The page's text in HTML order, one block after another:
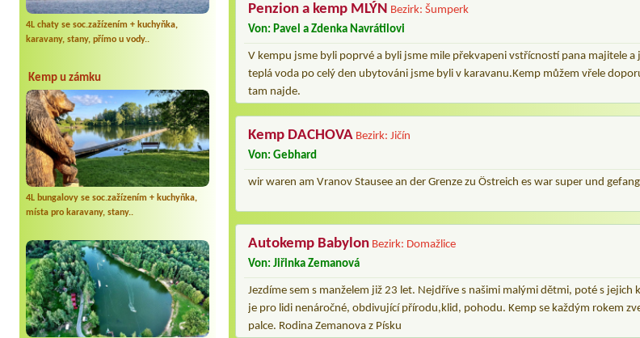
4L chaty se soc.zažízením + kuchyňka,
karavany, stany, přímo u vody..
Kemp u zámku
4L bungalovy se soc.zažízením + kuchyňka,
místa pro karavany, stany..
Penzion a kemp MLÝN Bezirk: Šumperk
Von: Pavel a Zdenka Navrátilovi
V kempu jsme byli poprvé a byli jsme mile překvapeni vstřícností pana majitele a
teplá voda po celý den ubytováni jsme byli v karavanu.Kemp můžem vřele
tam najde.
Kemp DACHOVA Bezirk: Jičín
Von: Gebhard
wir waren am Vranov Stausee an der Grenze zu Östreich es war super und
Autokemp Babylon Bezirk: Domažlice
Von: Jiřinka Zemanová
Jezdíme sem s manželem již 23 let. Nejdříve s našimi malými dětmi, poté s jejich
je pro lidi nenáročné, obdivující přírodu,klid, pohodu. Kemp se každým rokem
palce. Rodina Zemanova z Písku